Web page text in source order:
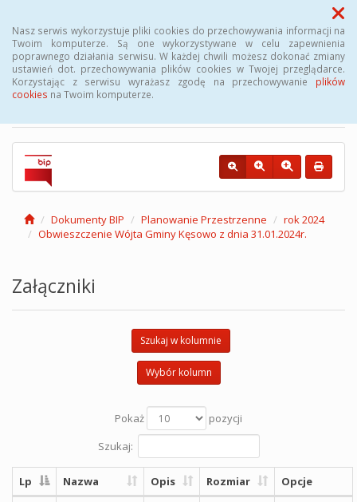
Nasz serwis wykorzystuje pliki cookies do przechowywania informacji na
Twoim komputerze. Są one wykorzystywane w celu zapewnienia
poprawnego działania serwisu. W każdej chwili możesz dokonać zmiany
ustawień dot. przechowywania plików cookies w Twojej przeglądarce.
Korzystając z serwisu wyrażasz zgodę na przechowywanie plików
cookies na Twoim komputerze.
Menu
Biuletyn Informacji
Publicznej Gminy Kęsowo
Dokumenty BIP Planowanie Przestrzenne
rok 2024
Obwieszczenie Wójta Gminy Kęsowo z dnia 31.01.2024r.
Załączniki
Szukaj w kolumnie
Wybór kolumn
Pokaż
pozycji
Szukaj:
Lp Nazwa Opis Rozmiar Opcje